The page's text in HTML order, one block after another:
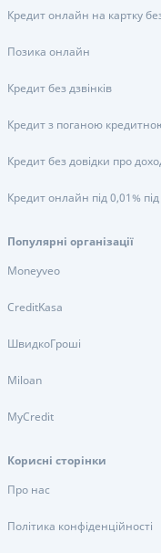
Кредит онлайн на картку
Позика онлайн
Кредит без дзвінків
Кредит з поганою
Кредит без довідки про
Кредит онлайн під 0,01% під
Популярні організації
Moneyveo
CreditKasa
ШвидкоГроші
Miloan
MyCredit
Корисні сторінки
Про нас
Політика конфіденційності